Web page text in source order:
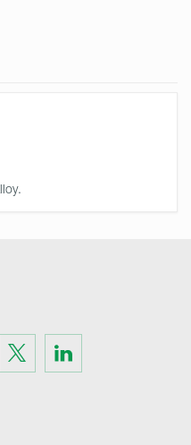
Visit
us
on
Twitter
Visit
on
LinkedIn